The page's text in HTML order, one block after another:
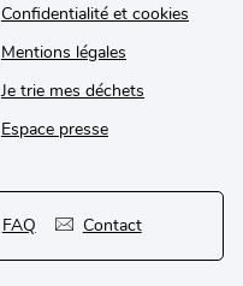
Confidentialité et cookies
Mentions légales
Je trie mes déchets
Espace presse
FAQ Contact